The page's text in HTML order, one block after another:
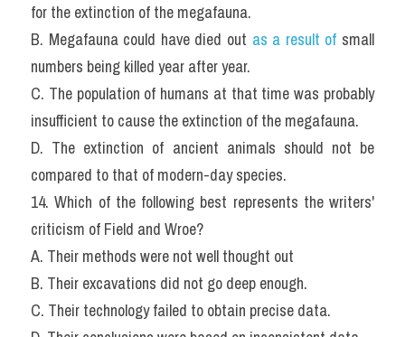
for the extinction of the megafauna.
B. Megafauna could have died out as a result of small
numbers being killed year after year.
C. The population of humans at that time was probably
insufficient to cause the extinction of the megafauna.
D. The extinction of ancient animals should not be
compared to that of modern-day species.
14. Which of the following best represents the writers'
criticism of Field and Wroe?
A. Their methods were not well thought out
B. Their excavations did not go deep enough.
C. Their technology failed to obtain precise data.